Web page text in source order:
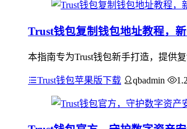
Trust钱包复制钱包地址教程，
本指南专为Trust钱包新手打造，提供
Trust钱包苹果版下载 qbadmin